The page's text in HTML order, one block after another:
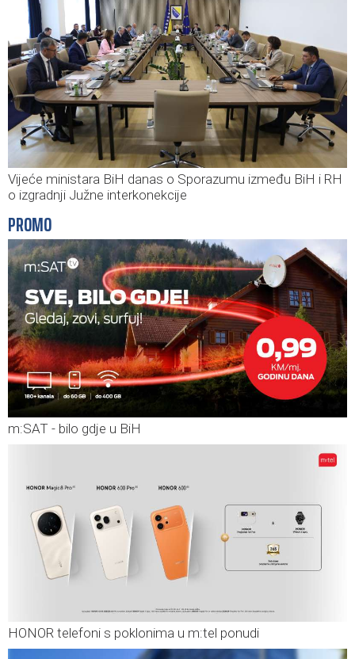
Vijeće ministara BiH danas o Sporazumu između BiH i RH
o izgradnji Južne interkonekcije
PROMO
m:SAT - bilo gdje u BiH
HONOR telefoni s poklonima u m:tel ponudi